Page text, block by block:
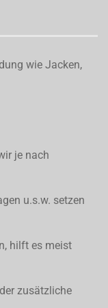
wie Jacken,
je nach
u.s.w. setzen
hilft es meist
zusätzliche